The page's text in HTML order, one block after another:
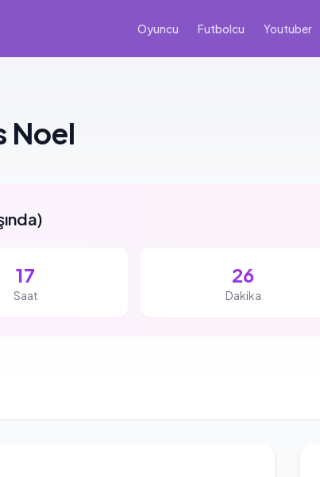
Oyuncu Futbolcu Youtuber
Noel
)
17
Saat
26
Dakika